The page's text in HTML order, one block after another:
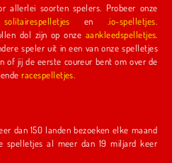
allerlei soorten spelers. Probeer onze
solitairespelletjes en .io-spelletjes
Fashionista's van alle leeftijden zullen dol zijn op onze aankleedspelletjes
de eerste coureur bent om over de
onze spannenderacespelletjes
dan 150 landen bezoeken elke maand
spelletjes al meer dan 19 miljard keer